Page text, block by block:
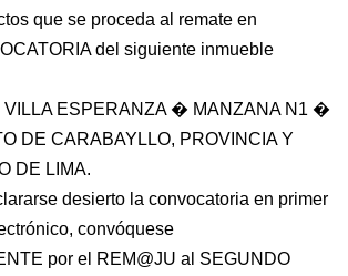
que se proceda al remate en
del siguiente inmueble
VILLA ESPERANZA � MANZANA N1 �
DE CARABAYLLO, PROVINCIA Y
DE LIMA.
desierto la convocatoria en primer
convóquese
por el REM@JU al SEGUNDO